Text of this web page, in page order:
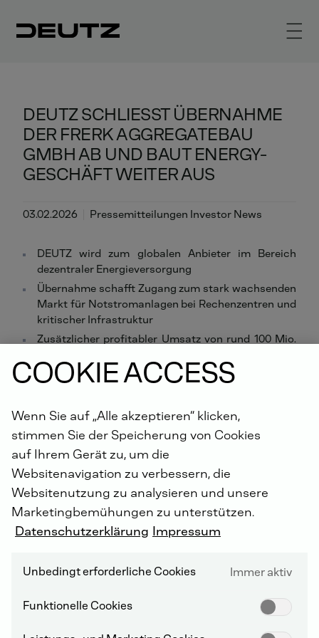
DEUTZ SCHLIESST ÜBERNAHME D
ER FRERK AGGREGATEBAU G
MBH AB UND BAUT ENERGY-G
ESCHÄFT WEITER AUS
03.02.2026 Pressemitteilungen Investor News
DEUTZ wird zum globalen Anbieter im Bereich
dezentraler Energieversorgung
Übernahme schafft Zugang zum stark wachsenden
Markt für Notstromanlagen bei Rechenzentren und
kritischer Infrastruktur
Zusätzlicher profitabler Umsatz von rund 100 Mio.
Köln, 3. Februar 2026 – DEUTZ, Systemanbieter
Energielösungen, hat heute den Erwerb von 100% der
Anteile an der Frerk Aggregatebau GmbH vollzogen.
Das Signing war im Dezember 2025 erfolgt.
Frerk gehört mit sieben Standorten in Deutschland zu
den technologisch führenden Systemintegratoren für
Diesel- und Gas-Notstromanlagen und ist
insbesondere im anspruchsvollen und stark
Stromgeneratoren, sondern schlüsselfertige Anlagen,
Stromversorgung aufrechterhalten und damit die
COOKIE ACCESS
Wenn Sie auf „Alle akzeptieren“ klicken,
stimmen Sie der Speicherung von Cookies
auf Ihrem Gerät zu, um die
Websitenavigation zu verbessern, die
Websitenutzung zu analysieren und unsere
Marketingbemühungen zu unterstützen.
Datenschutzerklärung Impressum
Unbedingt erforderliche Cookies Immer aktiv
Funktionelle Cookies